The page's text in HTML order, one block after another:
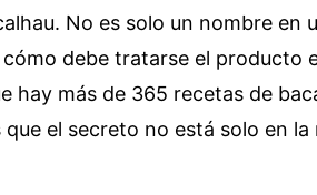
No es solo un nombre en
debe tratarse el producto
hay más de 365 recetas de
que el secreto no está solo en